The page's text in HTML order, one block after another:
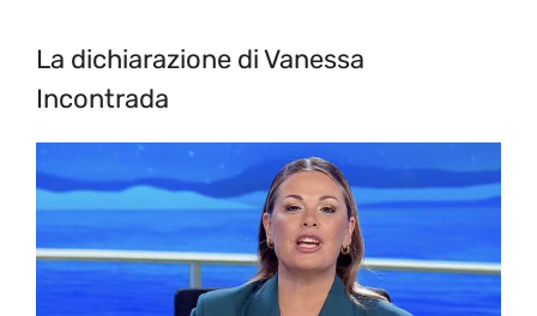
La dichiarazione di Vanessa
Incontrada